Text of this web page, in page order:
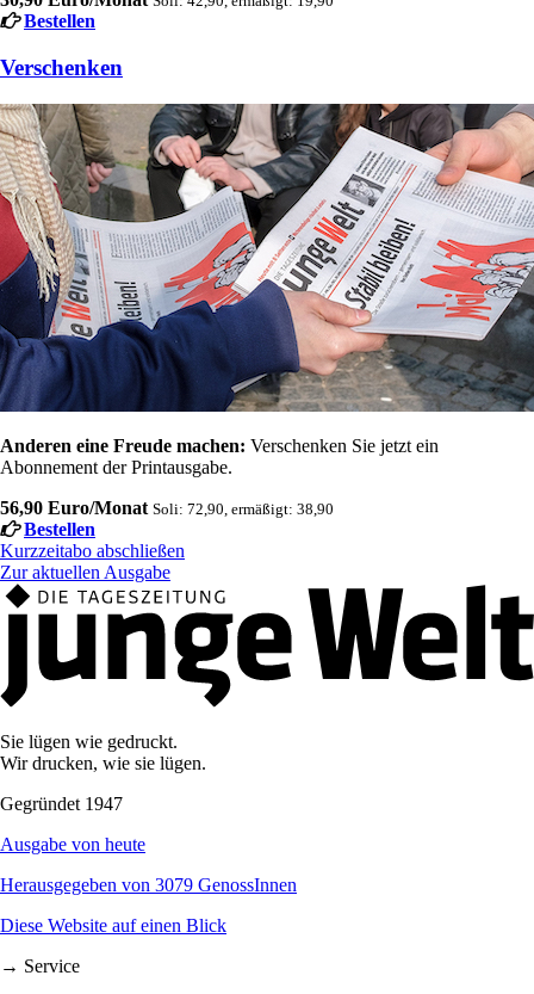
Bestellen
Verschenken
Anderen eine Freude machen: Verschenken Sie jetzt ein
Abonnement der Printausgabe.
56,90 Euro/Monat Soli: 72,90, ermäßigt: 38,90
Bestellen
Kurzzeitabo abschließen
Zur aktuellen Ausgabe
Sie lügen wie gedruckt.
Wir drucken, wie sie lügen.
Gegründet 1947
Ausgabe von heute
Herausgegeben von 3079 GenossInnen
Diese Website auf einen Blick
→ Service